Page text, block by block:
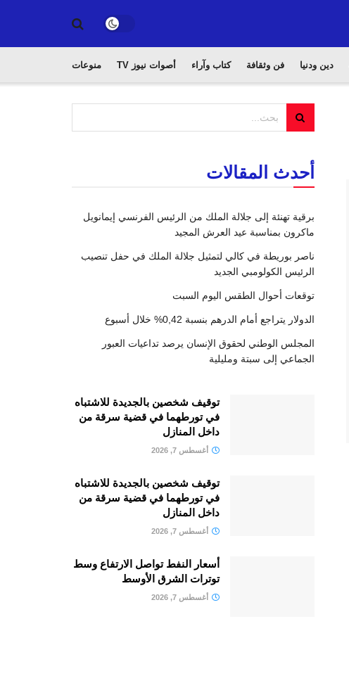
دين ودنيا فن وثقافة كتاب وآراء أصوات نيوز TV منوعات
أحدث المقالات
برقية تهنئة إلى جلالة الملك من الرئيس الفرنسي إيمانويل
ماكرون بمناسبة عيد العرش المجيد
ناصر بوريطة في كالي لتمثيل جلالة الملك في حفل تنصيب
الرئيس الكولومبي الجديد
توقعات أحوال الطقس اليوم السبت
الدولار يتراجع أمام الدرهم بنسبة 0,42% خلال أسبوع
المجلس الوطني لحقوق الإنسان يرصد تداعيات العبور
الجماعي إلى سبتة ومليلية
توقيف شخصين بالجديدة للاشتباه
في تورطهما في قضية سرقة من
داخل المنازل
أغسطس 7, 2026
توقيف شخصين بالجديدة للاشتباه
في تورطهما في قضية سرقة من
داخل المنازل
أغسطس 7, 2026
أسعار النفط تواصل الارتفاع وسط
توترات الشرق الأوسط
أغسطس 7, 2026